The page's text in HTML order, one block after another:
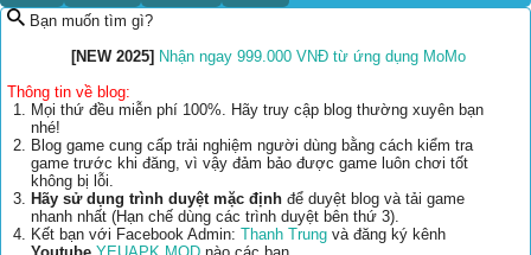
Bạn muốn tìm gì?
[NEW 2025] Nhận ngay 999.000 VNĐ từ ứng dụng MoMo
Thông tin về blog:
Mọi thứ đều miễn phí 100%. Hãy truy cập blog thường xuyên bạn
nhé!
Blog game cung cấp trải nghiệm người dùng bằng cách kiểm tra
game trước khi đăng, vì vậy đảm bảo được game luôn chơi tốt
không bị lỗi.
Hãy sử dụng trình duyệt mặc định để duyệt blog và tải game
nhanh nhất (Hạn chế dùng các trình duyệt bên thứ 3).
Kết bạn với Facebook Admin: Thanh Trung và đăng ký kênh